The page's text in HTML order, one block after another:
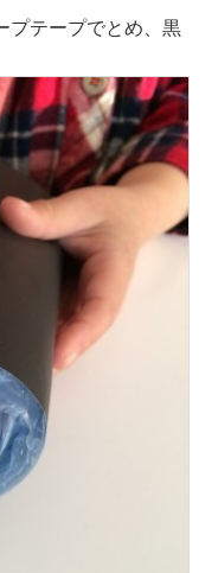
プテープでとめ、黒